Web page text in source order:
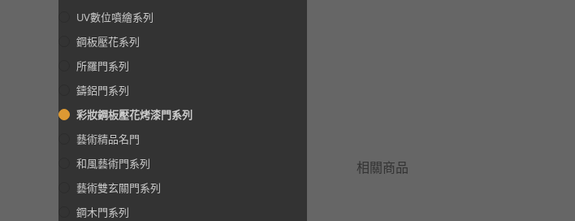
相關商品
UV數位噴繪系列
鋼板壓花系列
所羅門系列
鑄鋁門系列
彩妝鋼板壓花烤漆門系列
藝術精品名門
和風藝術門系列
藝術雙玄關門系列
鋼木門系列